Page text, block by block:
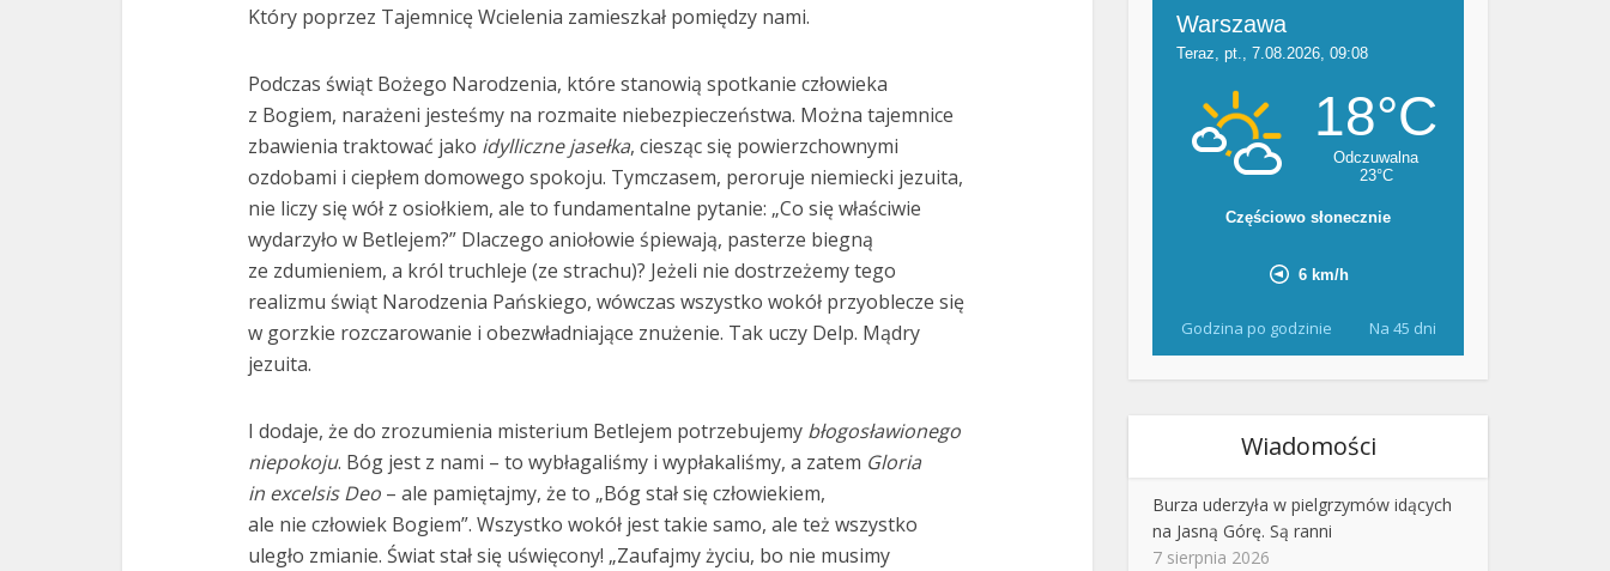
Który poprzez Tajemnicę Wcielenia zamieszkał pomiędzy nami.
Podczas świąt Bożego Narodzenia, które stanowią spotkanie człowieka
z Bogiem, narażeni jesteśmy na rozmaite niebezpieczeństwa. Można tajemnice
zbawienia traktować jako idylliczne jasełka, ciesząc się powierzchownymi
ozdobami i ciepłem domowego spokoju. Tymczasem, peroruje niemiecki jezuita,
nie liczy się wół z osiołkiem, ale to fundamentalne pytanie: „Co się właściwie
wydarzyło w Betlejem?” Dlaczego aniołowie śpiewają, pasterze biegną
ze zdumieniem, a król truchleje (ze strachu)? Jeżeli nie dostrzeżemy tego
realizmu świąt Narodzenia Pańskiego, wówczas wszystko wokół przyoblecze się
w gorzkie rozczarowanie i obezwładniające znużenie. Tak uczy Delp. Mądry
jezuita.
I dodaje, że do zrozumienia misterium Betlejem potrzebujemy błogosławionego
niepokoju. Bóg jest z nami – to wybłagaliśmy i wypłakaliśmy, a zatem Gloria
in excelsis Deo – ale pamiętajmy, że to „Bóg stał się człowiekiem,
ale nie człowiek Bogiem”. Wszystko wokół jest takie samo, ale też wszystko
uległo zmianie. Świat stał się uświęcony! „Zaufajmy życiu, bo nie musimy
Godzina po godzinie Na 45 dni
Wiadomości
Burza uderzyła w pielgrzymów idących
na Jasną Górę. Są ranni
7 sierpnia 2026